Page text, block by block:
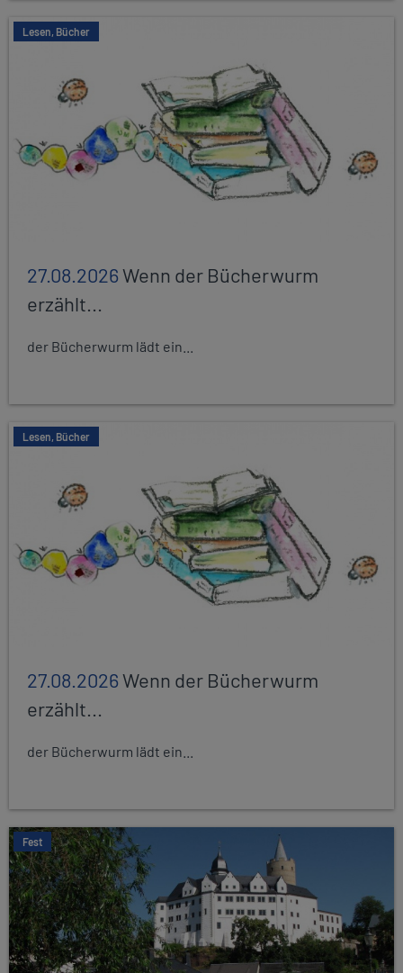
Lesen, Bücher
27.08.2026Wenn der Bücherwurm
erzählt...
der Bücherwurm lädt ein...
Lesen, Bücher
27.08.2026Wenn der Bücherwurm
erzählt...
der Bücherwurm lädt ein...
Fest